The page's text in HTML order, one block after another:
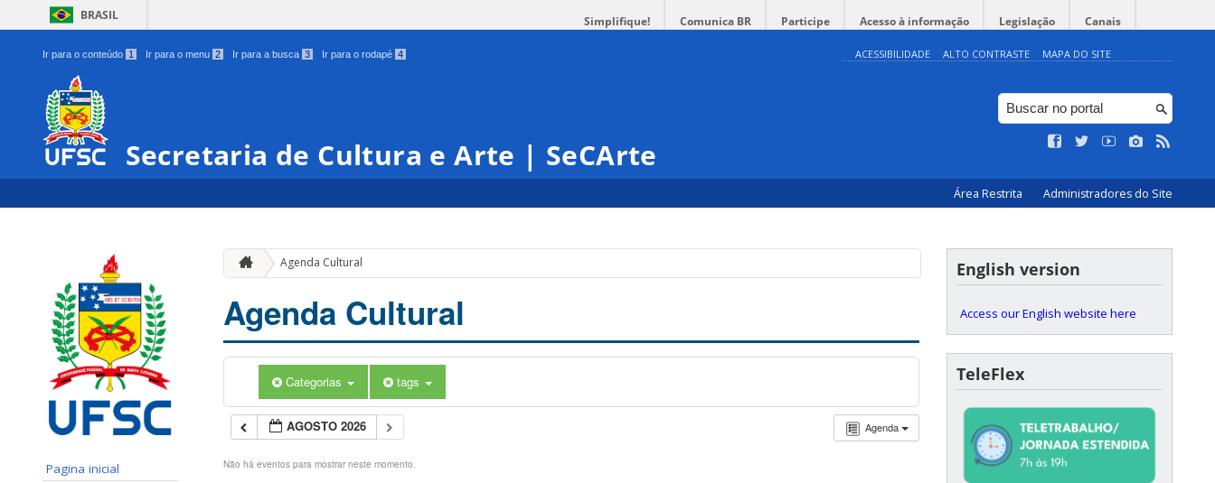
BRASIL Simplifique! Comunica BR Participe Acesso à informação Legislação Canais
Ir para o conteúdo 1 Ir para o menu 2 Ir para a busca 3 Ir para o rodapé 4 ACESSIBILIDADE ALTO CONTRASTE MAPA DO SITE
Secretaria de Cultura e Arte | SeCArte
Área Restrita Administradores do Site
Pagina inicial
Agenda Cultural
Agenda Cultural
Categorias tags
Agenda
AGOSTO 2026
Não há eventos para mostrar neste momento.
English version
Access our English website here
TeleFlex